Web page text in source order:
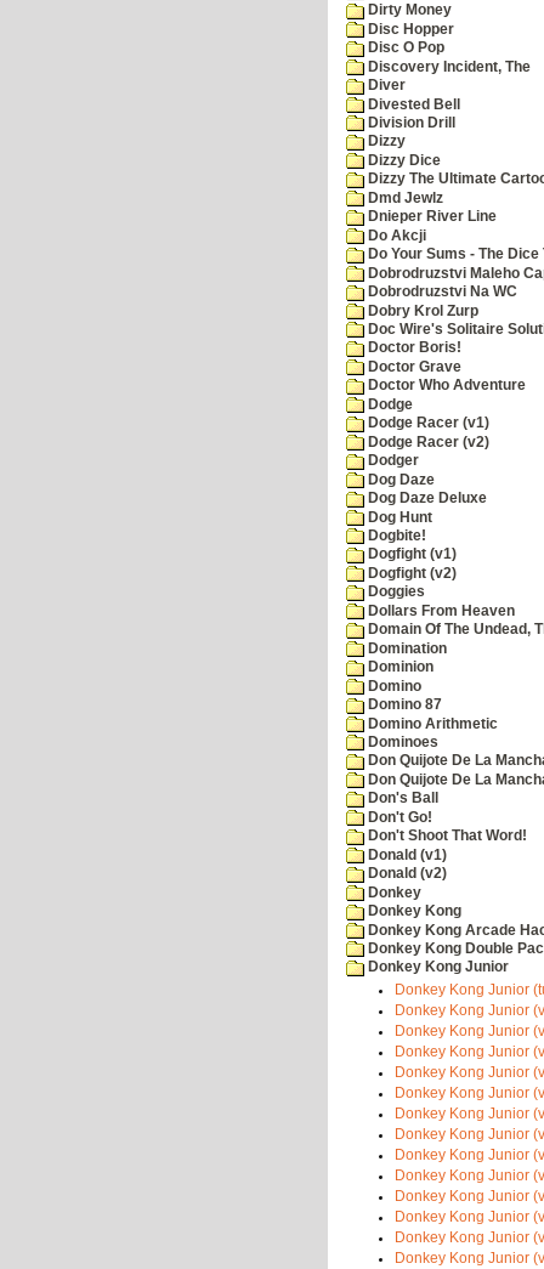
Dirty Money
Disc Hopper
Disc O Pop
Discovery Incident, The
Diver
Divested Bell
Division Drill
Dizzy
Dizzy Dice
Dizzy The Ultimate
Dmd Jewlz
Dnieper River Line
Do Akcji
Do Your Sums - The
Dobrodruzstvi Maleho
Dobrodruzstvi Na WC
Dobry Krol Zurp
Doc Wire's Solitaire
Doctor Boris!
Doctor Grave
Doctor Who Adventure
Dodge
Dodge Racer (v1)
Dodge Racer (v2)
Dodger
Dog Daze
Dog Daze Deluxe
Dog Hunt
Dogbite!
Dogfight (v1)
Dogfight (v2)
Doggies
Dollars From Heaven
Domain Of The Undead,
Domination
Dominion
Domino
Domino 87
Domino Arithmetic
Dominoes
Don Quijote De La
Don Quijote De La
Don's Ball
Don't Go!
Don't Shoot That Word!
Donald (v1)
Donald (v2)
Donkey
Donkey Kong
Donkey Kong Arcade
Donkey Kong Double
Donkey Kong Junior
Donkey Kong Junior
Donkey Kong Junior
Donkey Kong Junior
Donkey Kong Junior
Donkey Kong Junior
Donkey Kong Junior
Donkey Kong Junior
Donkey Kong Junior
Donkey Kong Junior
Donkey Kong Junior
Donkey Kong Junior
Donkey Kong Junior
Donkey Kong Junior
Donkey Kong Junior